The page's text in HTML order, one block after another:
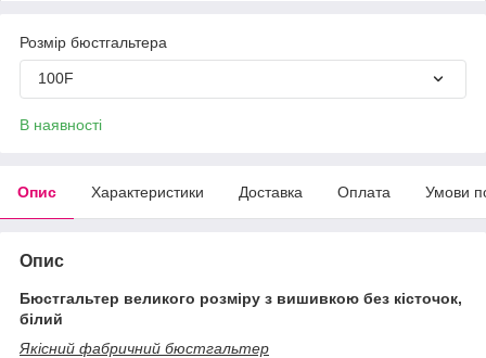
Розмір бюстгальтера
100F
В наявності
Опис Характеристики Доставка Оплата Умови
Опис
Бюстгальтер великого розміру з вишивкою без кісточок,
білий
Якісний фабричний бюстгальтер